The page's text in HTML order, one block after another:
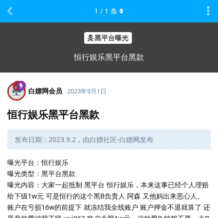
黑平台曝光
恒行娱乐黑平台黑款
1 / 1 条
白嫖网会员 2023年9月1日
恒行娱乐黑平台黑款
发布日期：2023.9.2，由白嫖社区-白嫖网发布
曝光平台：恒行娱乐
曝光类型：黑平台黑款
曝光内容：大家一起抵制 黑平台 恒行娱乐，本来这事已经个人理赔
给下级1w元 可是恒行的这个黑B负责人 阿森 又他妈出来恶心人。
账户在亏损16w的前提下 就冻结我全线账户 账户押金不退就算了 还